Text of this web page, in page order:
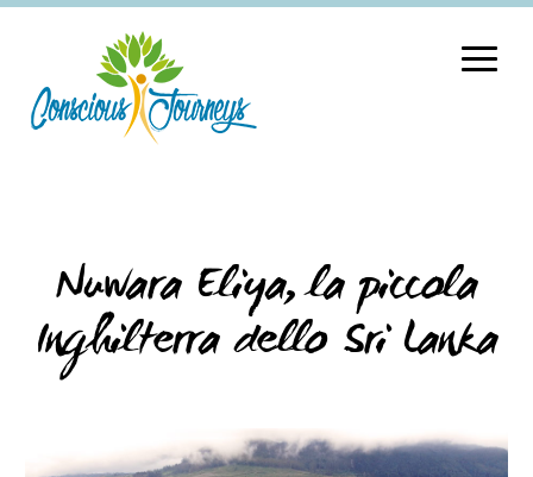
Nuwara Eliya, la piccola
Inghilterra dello Sri Lanka